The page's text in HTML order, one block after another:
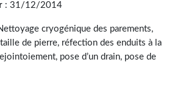
: 31/12/2014
cryogénique des parements,
taille de pierre, réfection des enduits à la
pose d’un drain, pose de